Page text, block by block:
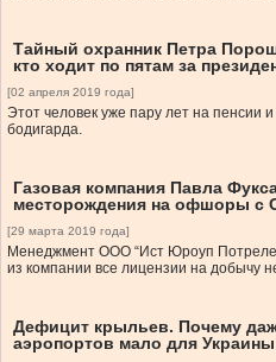
Тайный охранник Петра
кто ходит по пятам за
[02 апреля 2019 года]
Этот человек уже пару лет на пенсии
бодигарда.
Газовая компания Павла
месторождения на офшоры с
[29 марта 2019 года]
Менеджмент ООО “Ист Юроуп
из компании все лицензии на добычу
Дефицит крыльев. Почему
аэропортов мало для Украины